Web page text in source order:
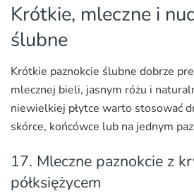
Krótkie, mleczne i
ślubne
Krótkie paznokcie ślubne dobrze
mlecznej bieli, jasnym różu i
niewielkiej płytce warto stosować
skórce, końcówce lub na jednym
17. Mleczne paznokcie z
półksiężycem